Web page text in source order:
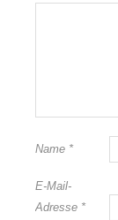
Name *
E-Mail-
Adresse *